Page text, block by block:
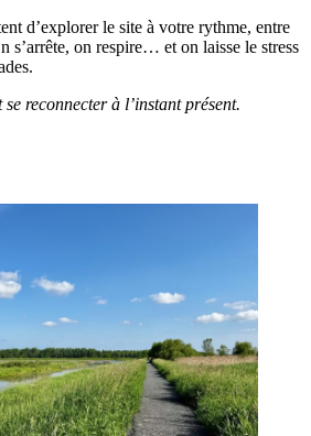
d’explorer le site à votre rythme, entre
s’arrête, on respire… et on laisse le stress
reconnecter à l’instant présent.